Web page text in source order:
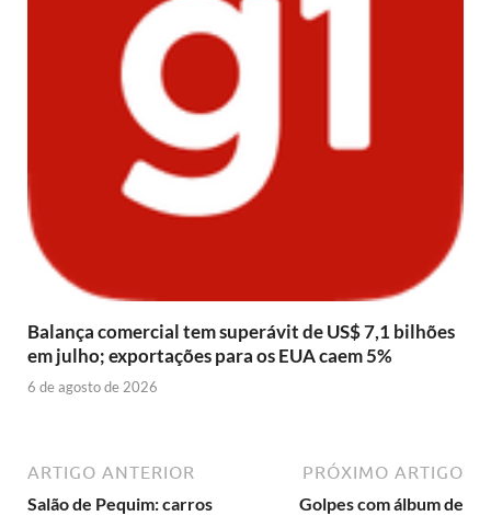
Balança comercial tem superávit de US$ 7,1 bilhões
em julho; exportações para os EUA caem 5%
6 de agosto de 2026
ARTIGO ANTERIOR
Salão de Pequim: carros
PRÓXIMO ARTIGO
Golpes com álbum de